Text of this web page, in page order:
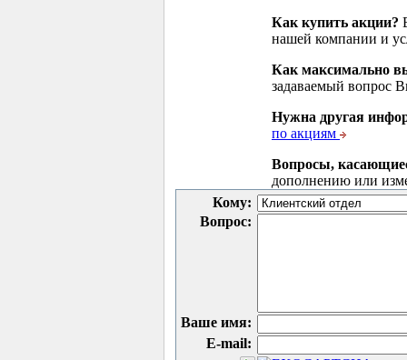
Как купить акции?
нашей компании и
Как максимально
задаваемый вопрос
Нужна другая
по акциям
Вопросы,
дополнению или
Кому:
Вопрос:
Ваше имя:
E-mail: